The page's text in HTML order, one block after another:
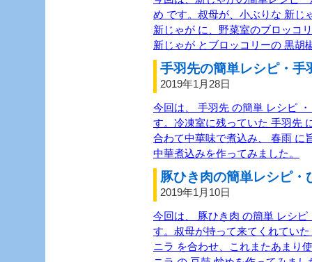
め です。叔母が、小ぶりな 新じ
新じゃが に、野菜室のブロッコ
新じゃが とブロッコリーの 黒胡
手羽先の簡単レシピ・手
2019年1月28日
今回は、 手羽先 の簡単 レシピ
す。冷凍室に残っていた 手羽先
合わて中華味で煮込み、 春雨 に
中華煮込みを作ってみました。
豚ひき肉の簡単レシピ
2019年1月10日
今回は、 豚ひき肉 の簡単 レシ
す。叔母が持って来てくれてい
ニラ を合わせ、これまたあまり